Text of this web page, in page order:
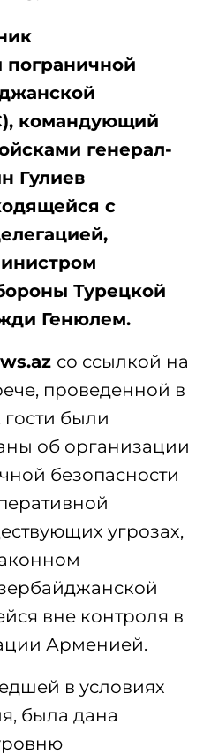
пограничной
командующий
генерал-
Гулиев
с
Турецкой
Генюлем.
со ссылкой на
проведенной в
были
об организации
безопасности
угрозах,
вне контроля в
Арменией.
в условиях
была дана